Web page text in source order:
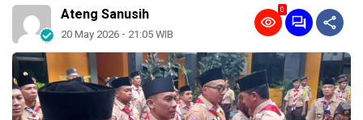
Ateng Sanusih
20 May 2026 - 21:05 WIB
0